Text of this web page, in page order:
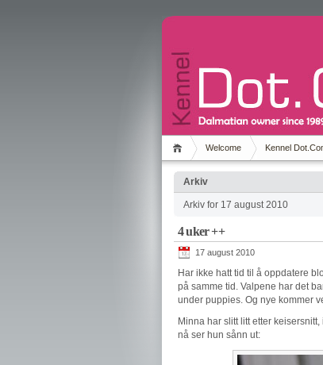
Welcome Kennel
Arkiv
Arkiv for 17 august 2010
4 uker ++
17 august 2010
Har ikke hatt tid til å oppdatere
på samme tid. Valpene har det
under puppies. Og nye kommer
Minna har slitt litt etter
nå ser hun sånn ut: